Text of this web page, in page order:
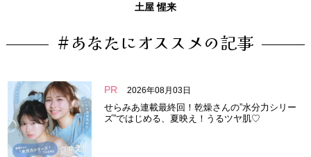
土屋 惺来
#あなたにオススメの記事
PR 2026年08月03日
せらみあ連載最終回！乾燥さんの”水分力シリー
ズ”ではじめる、夏映え！うるツヤ肌♡